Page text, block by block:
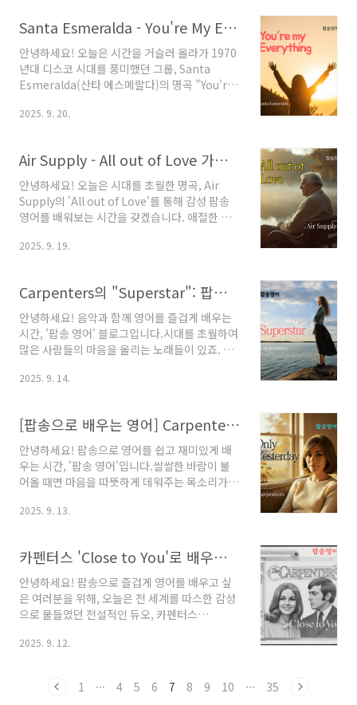
쳐 보겠습니다. 이 포스팅에서는 헝가리 그룹
Newton Family와 그들의 대표곡 'Smile
Again'에 대해 자세히 알아보고, 전체 가사와 전
문 해석을 제공합니다. 또한, 노래에 담긴 애틋한
사랑 이야기를 심도 있게 분석하며 왜 이 곡이 시
대를 초월하여 사랑받는지 그 이유를 찾아보겠습
Santa Esmeralda - You're My Everything: 시대를 초월한 사랑의 찬가 (팝송 영어 가사 해석)
안녕하세요! 오늘은 시간을 거슬러 올라가 1970
년대 디스코 시대를 풍미했던 그룹, Santa
Esmeralda(산타 에스메랄다)의 명곡 "You're
미로운 멜로디와 로맨틱한 가사가 돋보이는 이
포스팅에서는 Santa Esmeralda의 "You're
My Everything"이 어떤 곡인지 자세히 알아보
고, 가사 한 구절 한 구절에 담긴 애틋한 의미를
함께 해석해 보겠습니다. 사랑하는 사람에게 마
음을 전하고 싶을 때, 혹은 그저 감성에 젖고 싶은
날, 이 노래와 함께라면 더욱 특별한 순간을 만들
2025. 9. 20.
Air Supply - All out of Love 가사 해석 | 추억의 팝송으로 영어 공부
안녕하세요! 오늘은 시대를 초월한 명곡, Air
Supply의 'All out of Love'를 통해 감성 팝송
영어를 배워보는 시간을 갖겠습니다. 애절한 멜
사랑을 받는 이 노래는 영어 공부를 하기에 더할
어 표현까지 함께 익혀가시길 바랍니다. 'Air
Supply'의 'All out of Love'는 1980년에 발표
된 곡으로, 발표와 동시에 전 세계적인 히트를 기
록하며 이들을 소프트 록의 전설 반열에 올려놓
았습니다. 러셀 히치콕의 호소력 짙은 미성과 그
레이엄 러셀의 감미로운 목소리가 어우러져, 사
2025. 9. 19.
Carpenters의 "Superstar": 팝송으로 배우는 애절한 영어 표현
안녕하세요! 음악과 함께 영어를 즐겁게 배우는
시간, '팝송 영어' 블로그입니다.시대를 초월하여
많은 사람들의 마음을 울리는 노래들이 있죠. 오
다. 부드럽고 따뜻한 목소리의 대명사, 카펜터스
스타를 그리워하며 부르는, 애절하고 서정적인
가사가 일품인데요. 카렌 카펜터의 호소력 짙은
목소리와 아름다운 멜로디 덕분에 영어 가사가
귀에 쏙쏙 들어와 학습용으로도 아주 좋습니다.
그럼, "Superstar"의 가사를 통해 일상생활에
서도 유용하게 쓸 수 있는 영어 표현들을 배워볼
2025. 9. 14.
[팝송으로 배우는 영어] Carpenters - Only Yesterday | 어제는 지나갔고, 나는 강해질 거야!
안녕하세요! 팝송으로 영어를 쉽고 재미있게 배
우는 시간, '팝송 영어'입니다.쌀쌀한 바람이 불
어올 때면 마음을 따뜻하게 데워주는 목소리가
(Carpenters)의 캐런 카펜터의 목소리죠. 그녀
터스의 명곡 중 하나인 'Only Yesterday'입니다.
지나간 날의 아픔을 딛고 새로운 사랑과 함께 희
망을 노래하는 이 곡은 따라 부르기 쉬운 멜로디
와 명확한 발음 덕분에 영어 공부 자료로도 아주
훌륭합니다.그럼, 'Only Yesterday'의 가사를
통해 일상에서 유용하게 쓸 수 있는 영어 표현들
2025. 9. 13.
카펜터스 'Close to You'로 배우는 영어: 달콤한 멜로디 속 핵심 표현 정복!
안녕하세요! 팝송으로 즐겁게 영어를 배우고 싶
은 여러분을 위해, 오늘은 전 세계를 따스한 감성
으로 물들였던 전설적인 듀오, 카펜터스
Close to You'를 통해 유용한 영어 표현들을 파
부담 없이 따라 부르며 실력을 향상시키기에 이
2025. 9. 12.
1 ··· 4 5 6 7 8 9 10 ··· 35